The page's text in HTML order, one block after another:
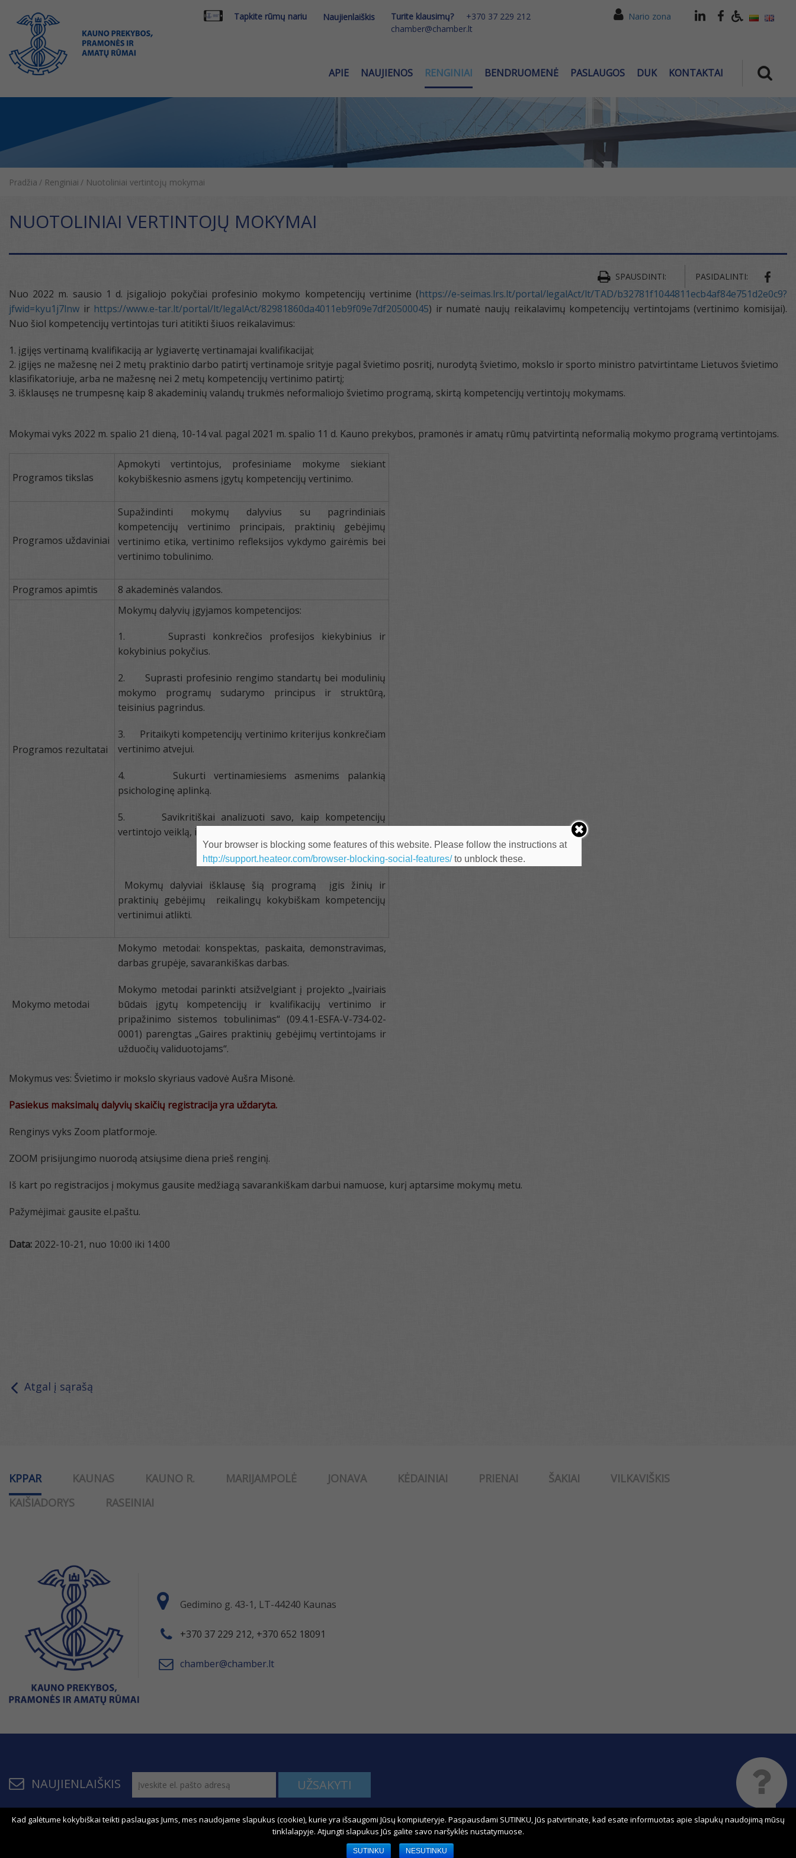
Tapkite rūmų nariu Naujienlaiškis Turite klausimų?
+370 37 229 212
chamber@chamber.lt
Nario zona
APIE NAUJIENOS RENGINIAI BENDRUOMENĖ PASLAUGOS DUK KONTAKTAI
Pradžia / Renginiai / Nuotoliniai vertintojų mokymai
NUOTOLINIAI VERTINTOJŲ MOKYMAI
SPAUSDINTI: PASIDALINTI:
Nuo 2022 m. sausio 1 d. įsigaliojo pokyčiai profesinio mokymo kompetencijų vertinime (https://e-seimas.lrs.lt/portal/legalAct/lt/TAD/b32781f1044811ecb4af84e751d2e0c9?
jfwid=kyu1j7lnw ir https://www.e-tar.lt/portal/lt/legalAct/82981860da4011eb9f09e7df20500045) ir numatė naujų reikalavimų kompetencijų vertintojams (vertinimo komisijai).
Nuo šiol kompetencijų vertintojas turi atitikti šiuos reikalavimus:
įgijęs vertinamą kvalifikaciją ar lygiavertę vertinamajai kvalifikacijai;
įgijęs ne mažesnę nei 2 metų praktinio darbo patirtį vertinamoje srityje pagal švietimo posritį, nurodytą švietimo, mokslo ir sporto ministro patvirtintame Lietuvos švietimo
klasifikatoriuje, arba ne mažesnę nei 2 metų kompetencijų vertinimo patirtį;
išklausęs ne trumpesnę kaip 8 akademinių valandų trukmės neformaliojo švietimo programą, skirtą kompetencijų vertintojų mokymams.
Mokymai vyks 2022 m. spalio 21 dieną, 10-14 val. pagal 2021 m. spalio 11 d. Kauno prekybos, pramonės ir amatų rūmų patvirtintą neformalią mokymo programą vertintojams.
Programos tikslas
Apmokyti vertintojus, profesiniame mokyme siekiant
kokybiškesnio asmens įgytų kompetencijų vertinimo.
Programos uždaviniai
Supažindinti mokymų dalyvius su pagrindiniais
kompetencijų vertinimo principais, praktinių gebėjimų
vertinimo etika, vertinimo refleksijos vykdymo gairėmis bei
vertinimo tobulinimo.
Programos apimtis 8 akademinės valandos.
Programos rezultatai
Mokymų dalyvių įgyjamos kompetencijos:
1. Suprasti konkrečios profesijos kiekybinius ir
kokybinius pokyčius.
2. Suprasti profesinio rengimo standartų bei modulinių
mokymo programų sudarymo principus ir struktūrą,
teisinius pagrindus.
3. Pritaikyti kompetencijų vertinimo kriterijus konkrečiam
vertinimo atvejui.
4. Sukurti vertinamiesiems asmenims palankią
psichologinę aplinką.
5. Savikritiškai analizuoti savo, kaip kompetencijų
vertintojo veiklą, ieškoti jos tobulinimo galimybių.
Mokymų dalyviai išklausę šią programą įgis žinių ir
praktinių gebėjimų reikalingų kokybiškam kompetencijų
vertinimui atlikti.
Mokymo metodai
Mokymo metodai: konspektas, paskaita, demonstravimas,
darbas grupėje, savarankiškas darbas.
Mokymo metodai parinkti atsižvelgiant į projekto „Įvairiais
būdais įgytų kompetencijų ir kvalifikacijų vertinimo ir
pripažinimo sistemos tobulinimas“ (09.4.1-ESFA-V-734-02-
0001) parengtas „Gaires praktinių gebėjimų vertintojams ir
užduočių validuotojams“.
Mokymus ves: Švietimo ir mokslo skyriaus vadovė Aušra Misonė.
Pasiekus maksimalų dalyvių skaičių registracija yra uždaryta.
Renginys vyks Zoom platformoje.
ZOOM prisijungimo nuorodą atsiųsime diena prieš renginį.
Iš kart po registracijos į mokymus gausite medžiagą savarankiškam darbui namuose, kurį aptarsime mokymų metu.
Pažymėjimai: gausite el.paštu.
Data: 2022-10-21, nuo 10:00 iki 14:00
Atgal į sąrašą
KPPAR KAUNAS KAUNO R. MARIJAMPOLĖ JONAVA KĖDAINIAI PRIENAI ŠAKIAI
VILKAVIŠKIS
KAIŠIADORYS
RASEINIAI
Gedimino g. 43-1, LT-44240 Kaunas
+370 37 229 212, +370 652 18091
chamber@chamber.lt
NAUJIENLAIŠKIS UŽSAKYTI
© 2011 - 2026, KPPAR . Visos teisės saugomos.
Bendraukime:
Sprendimas:
Kad galėtume kokybiškai teikti paslaugas Jums, mes naudojame slapukus (cookie), kurie yra išsaugomi Jūsų kompiuteryje. Paspausdami SUTINKU, Jūs patvirtinate, kad esate informuotas apie slapukų naudojimą mūsų
tinklalapyje. Atjungti slapukus Jūs galite savo naršyklės nustatymuose.
SUTINKU NESUTINKU
Your browser is blocking some features of this website. Please follow the instructions at
http://support.heateor.com/browser-blocking-social-features/to unblock these.